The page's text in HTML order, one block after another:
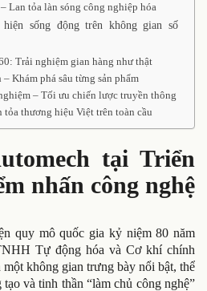
Lan tỏa làn sóng công nghiệp hóa
sống động trên không gian số
Trải nghiệm gian hàng như thật
Khám phá sâu từng sản phẩm
– Tối ưu chiến lược truyền thông
thương hiệu Việt trên toàn cầu
tại Triển
nhấn công nghệ
quy mô quốc gia kỷ niệm 80 năm
Tự động hóa và Cơ khí chính
một không gian trưng bày nổi bật, thể
và tinh thần “làm chủ công nghệ”